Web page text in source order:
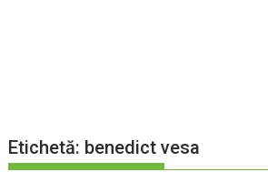
Etichetă: benedict vesa